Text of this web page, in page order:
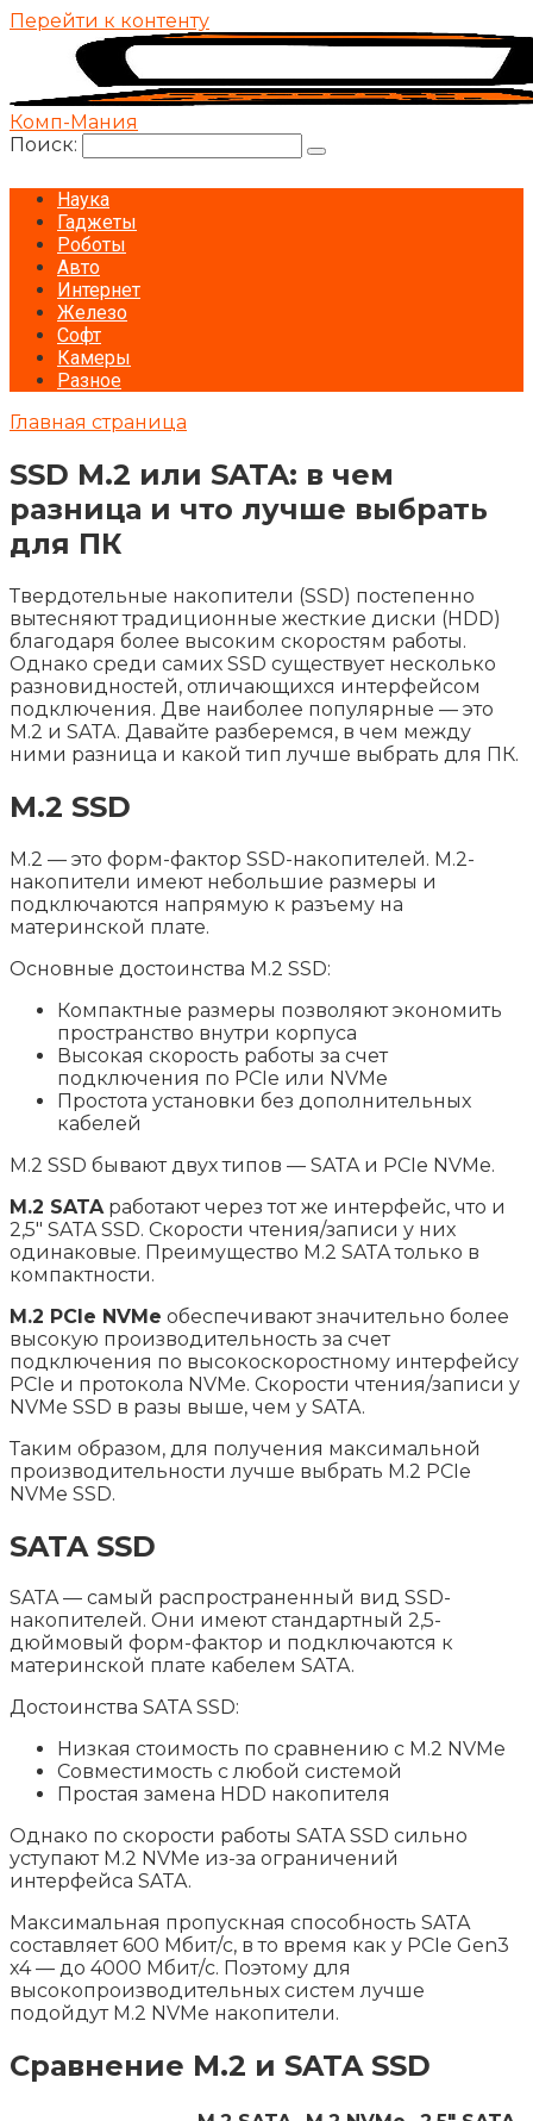
Перейти к контенту
Комп-Мания
Поиск:
Наука
Гаджеты
Роботы
Авто
Интернет
Железо
Софт
Камеры
Разное
Главная страница
SSD M.2 или SATA: в чем
разница и что лучше выбрать
для ПК
Твердотельные накопители (SSD) постепенно
вытесняют традиционные жесткие диски (HDD)
благодаря более высоким скоростям работы.
Однако среди самих SSD существует несколько
разновидностей, отличающихся интерфейсом
подключения. Две наиболее популярные — это
M.2 и SATA. Давайте разберемся, в чем между
ними разница и какой тип лучше выбрать для ПК.
M.2 SSD
M.2 — это форм-фактор SSD-накопителей. M.2-
накопители имеют небольшие размеры и
подключаются напрямую к разъему на
материнской плате.
Основные достоинства M.2 SSD:
Компактные размеры позволяют экономить
пространство внутри корпуса
Высокая скорость работы за счет
подключения по PCIe или NVMe
Простота установки без дополнительных
кабелей
M.2 SSD бывают двух типов — SATA и PCIe NVMe.
M.2 SATA работают через тот же интерфейс, что и
2,5″ SATA SSD. Скорости чтения/записи у них
одинаковые. Преимущество M.2 SATA только в
компактности.
M.2 PCIe NVMe обеспечивают значительно более
высокую производительность за счет
подключения по высокоскоростному интерфейсу
PCIe и протокола NVMe. Скорости чтения/записи у
NVMe SSD в разы выше, чем у SATA.
Таким образом, для получения максимальной
производительности лучше выбрать M.2 PCIe
NVMe SSD.
SATA SSD
SATA — самый распространенный вид SSD-
накопителей. Они имеют стандартный 2,5-
дюймовый форм-фактор и подключаются к
материнской плате кабелем SATA.
Достоинства SATA SSD:
Низкая стоимость по сравнению с M.2 NVMe
Совместимость с любой системой
Простая замена HDD накопителя
Однако по скорости работы SATA SSD сильно
уступают M.2 NVMe из-за ограничений
интерфейса SATA.
Максимальная пропускная способность SATA
составляет 600 Мбит/с, в то время как у PCIe Gen3
x4 — до 4000 Мбит/с. Поэтому для
высокопроизводительных систем лучше
подойдут M.2 NVMe накопители.
Сравнение M.2 и SATA SSD